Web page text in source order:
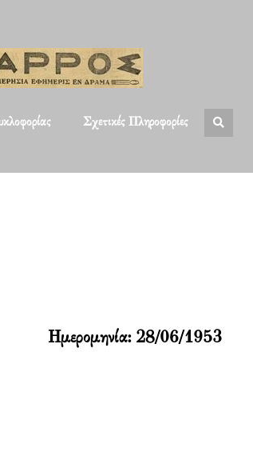
Σχετικές Πληροφορίες
Ημερομηνία: 28/06/1953